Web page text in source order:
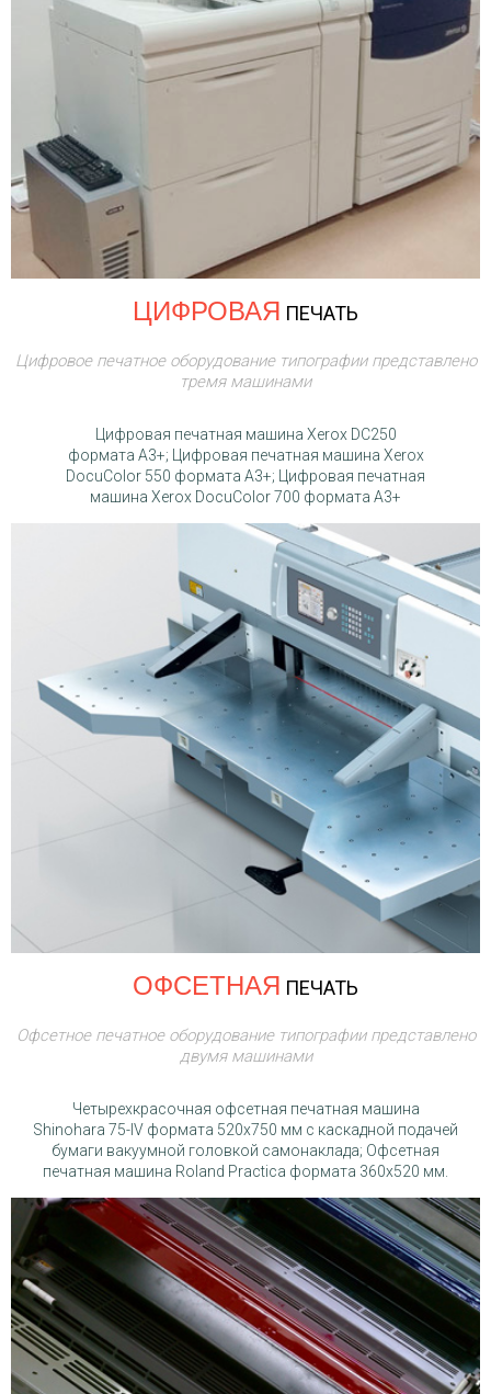
ЦИФРОВАЯ ПЕЧАТЬ
Цифровое печатное оборудование типографии представлено
тремя машинами
Цифровая печатная машина Xerox DC250
формата A3+; Цифровая печатная машина Xerox
DocuColor 550 формата A3+; Цифровая печатная
машина Xerox DocuColor 700 формата A3+
ОФСЕТНАЯ ПЕЧАТЬ
Офсетное печатное оборудование типографии представлено
двумя машинами
Четырехкрасочная офсетная печатная машина
Shinohara 75-IV формата 520х750 мм с каскадной подачей
бумаги вакуумной головкой самонаклада; Офсетная
печатная машина Roland Practica формата 360x520 мм.